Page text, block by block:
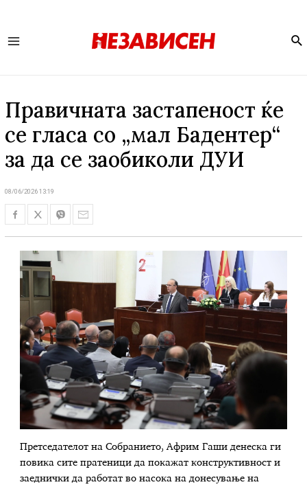
Правичната застапеност ќе
се гласа со „мал Бадентер“
за да се заобиколи ДУИ
08/06/2026 13:19
Претседателот на Собранието, Африм Гаши денеска ги
повика сите пратеници да покажат конструктивност и
заеднички да работат во насока на донесување на